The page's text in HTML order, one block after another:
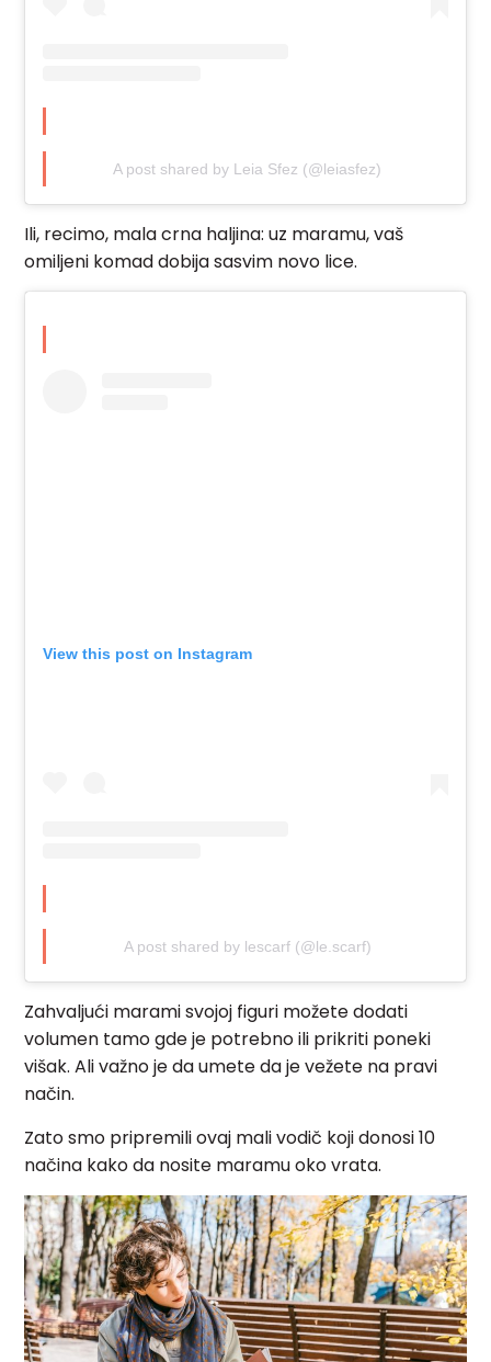
A post shared by Leia Sfez (@leiasfez)
Ili, recimo, mala crna haljina: uz maramu, vaš
omiljeni komad dobija sasvim novo lice.
View this post on Instagram
A post shared by lescarf (@le.scarf)
Zahvaljući marami svojoj figuri možete dodati
volumen tamo gde je potrebno ili prikriti poneki
višak. Ali važno je da umete da je vežete na pravi
način.
Zato smo pripremili ovaj mali vodič koji donosi 10
načina kako da nosite maramu oko vrata.